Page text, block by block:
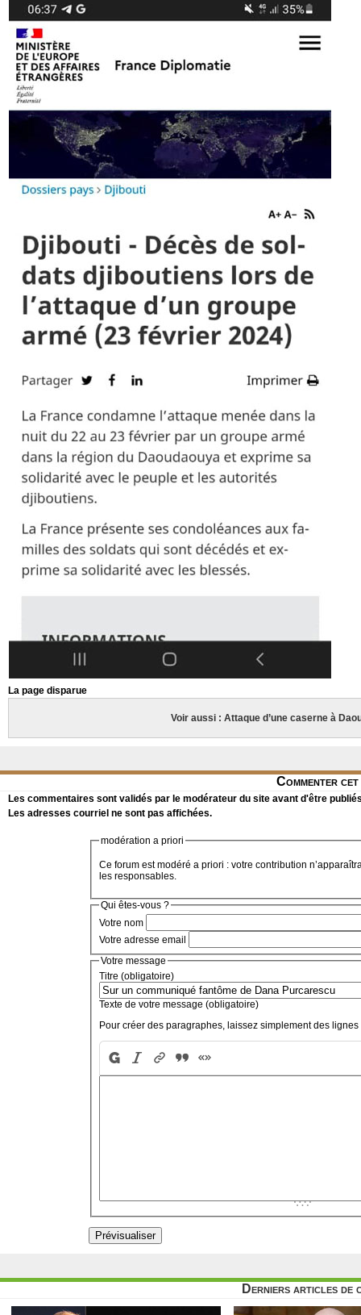
La page disparue
Voir aussi : Attaque d’une caserne à
Commenter
Les commentaires sont validés par le modérateur du site avant d'être
Les adresses courriel ne sont pas affichées.
modération a priori
Ce forum est modéré a priori : votre contribution
les responsables.
Qui êtes-vous ?
Votre nom
Votre adresse email
Votre message
Titre (obligatoire)
Texte de votre message (obligatoire)
Pour créer des paragraphes, laissez simplement des lignes
Derniers articles de